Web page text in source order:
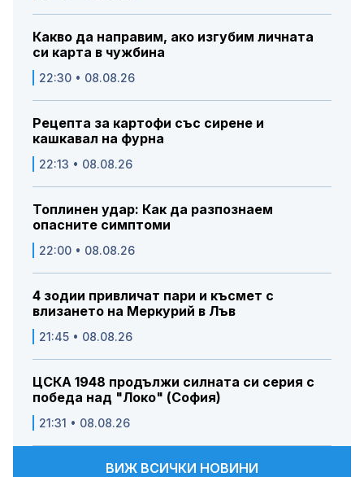
Какво да направим, ако изгубим личната
си карта в чужбина
22:30 • 08.08.26
Рецепта за картофи със сирене и
кашкавал на фурна
22:13 • 08.08.26
Топлинен удар: Как да разпознаем
опасните симптоми
22:00 • 08.08.26
4 зодии привличат пари и късмет с
влизането на Меркурий в Лъв
21:45 • 08.08.26
ЦСКА 1948 продължи силната си серия с
победа над "Локо" (София)
21:31 • 08.08.26
ВИЖ ВСИЧКИ НОВИНИ